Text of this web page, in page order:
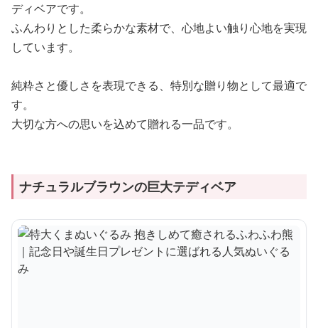
ディベアです。
ふんわりとした柔らかな素材で、心地よい触り心地を実現
しています。
純粋さと優しさを表現できる、特別な贈り物として最適で
す。
大切な方への思いを込めて贈れる一品です。
ナチュラルブラウンの巨大テディベア